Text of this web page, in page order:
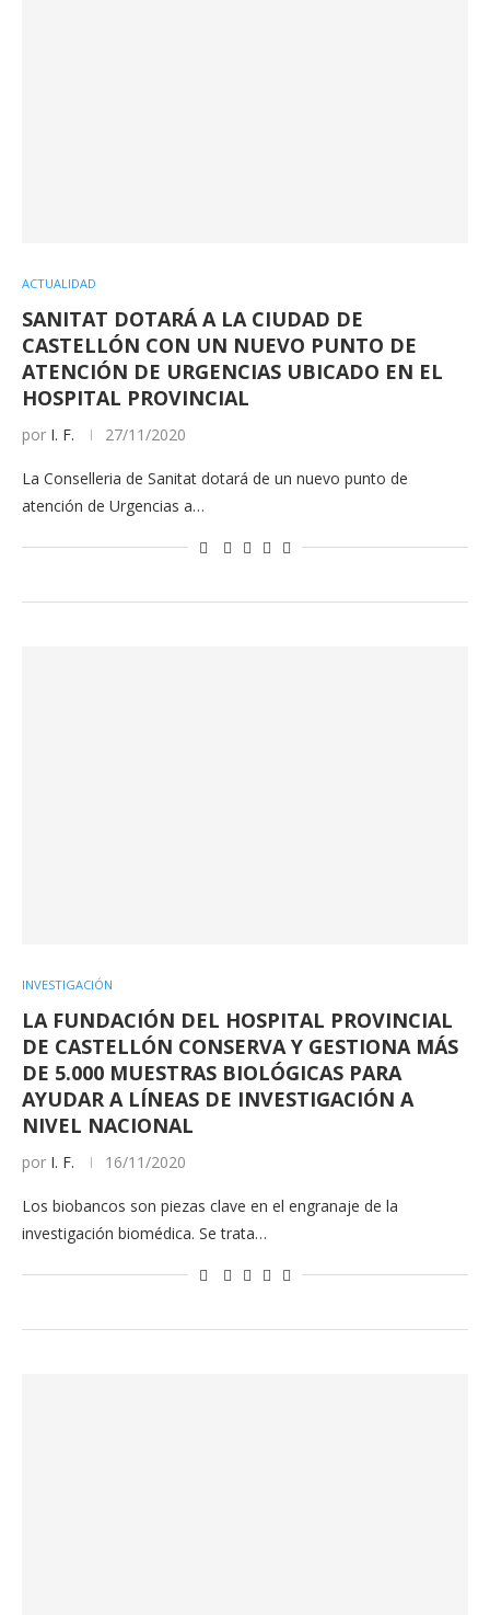
ACTUALIDAD
SANITAT DOTARÁ A LA CIUDAD DE
CASTELLÓN CON UN NUEVO PUNTO DE
ATENCIÓN DE URGENCIAS UBICADO EN EL
HOSPITAL PROVINCIAL
por I. F. 27/11/2020
La Conselleria de Sanitat dotará de un nuevo punto de
atención de Urgencias a…
INVESTIGACIÓN
LA FUNDACIÓN DEL HOSPITAL PROVINCIAL
DE CASTELLÓN CONSERVA Y GESTIONA MÁS
DE 5.000 MUESTRAS BIOLÓGICAS PARA
AYUDAR A LÍNEAS DE INVESTIGACIÓN A
NIVEL NACIONAL
por I. F. 16/11/2020
Los biobancos son piezas clave en el engranaje de la
investigación biomédica. Se trata…